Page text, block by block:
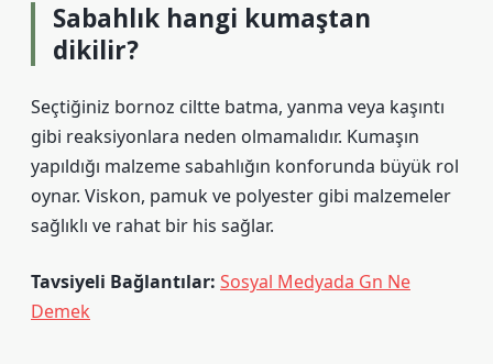
Sabahlık hangi kumaştan
dikilir?
Seçtiğiniz bornoz ciltte batma, yanma veya kaşıntı
gibi reaksiyonlara neden olmamalıdır. Kumaşın
yapıldığı malzeme sabahlığın konforunda büyük rol
oynar. Viskon, pamuk ve polyester gibi malzemeler
sağlıklı ve rahat bir his sağlar.
Tavsiyeli Bağlantılar: Sosyal Medyada Gn Ne
Demek